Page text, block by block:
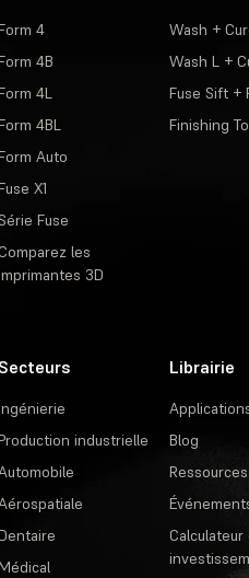
4
4B
4L
4BL
Auto
X1
Fuse
les
3D
Wash +
Wash L +
Fuse Sift +
Finishing
Secteurs
industrielle
Librairie
Blog
Ressources